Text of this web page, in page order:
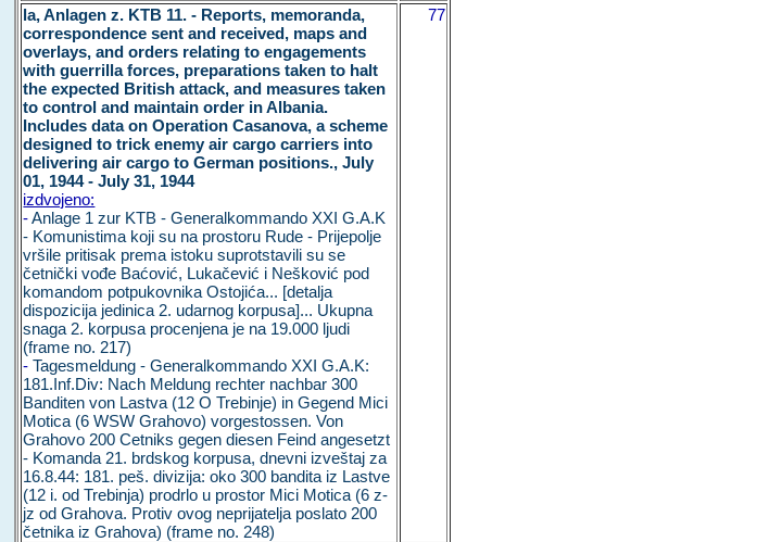
la, Anlagen z. KTB 11. - Reports, memoranda,
correspondence sent and received, maps and
overlays, and orders relating to engagements
with guerrilla forces, preparations taken to halt
the expected British attack, and measures taken
to control and maintain order in Albania.
Includes data on Operation Casanova, a scheme
designed to trick enemy air cargo carriers into
delivering air cargo to German positions., July
01, 1944 - July 31, 1944
izdvojeno:
-Anlage 1 zur KTB - Generalkommando XXI G.A.K
- Komunistima koji su na prostoru Rude - Prijepolje
vršile pritisak prema istoku suprotstavili su se
četnički vođe Baćović, Lukačević i Nešković pod
komandom potpukovnika Ostojića... [detalja
dispozicija jedinica 2. udarnog korpusa]... Ukupna
snaga 2. korpusa procenjena je na 19.000 ljudi
(frame no. 217)
-Tagesmeldung - Generalkommando XXI G.A.K:
181.Inf.Div: Nach Meldung rechter nachbar 300
Banditen von Lastva (12 O Trebinje) in Gegend Mici
Motica (6 WSW Grahovo) vorgestossen. Von
Grahovo 200 Cetniks gegen diesen Feind angesetzt
- Komanda 21. brdskog korpusa, dnevni izveštaj za
16.8.44: 181. peš. divizija: oko 300 bandita iz Lastve
(12 i. od Trebinja) prodrlo u prostor Mici Motica (6 z-
jz od Grahova. Protiv ovog neprijatelja poslato 200
četnika iz Grahova) (frame no. 248)
77